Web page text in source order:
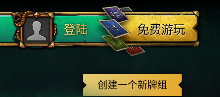
登陆
登出
免费游玩
创建一个新牌组